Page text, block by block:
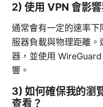
2) 使用 VPN 會影
通常會有一定的速率下
服器負載與物理距離
器，並使用
響。
3) 如何確保我的瀏
查看？